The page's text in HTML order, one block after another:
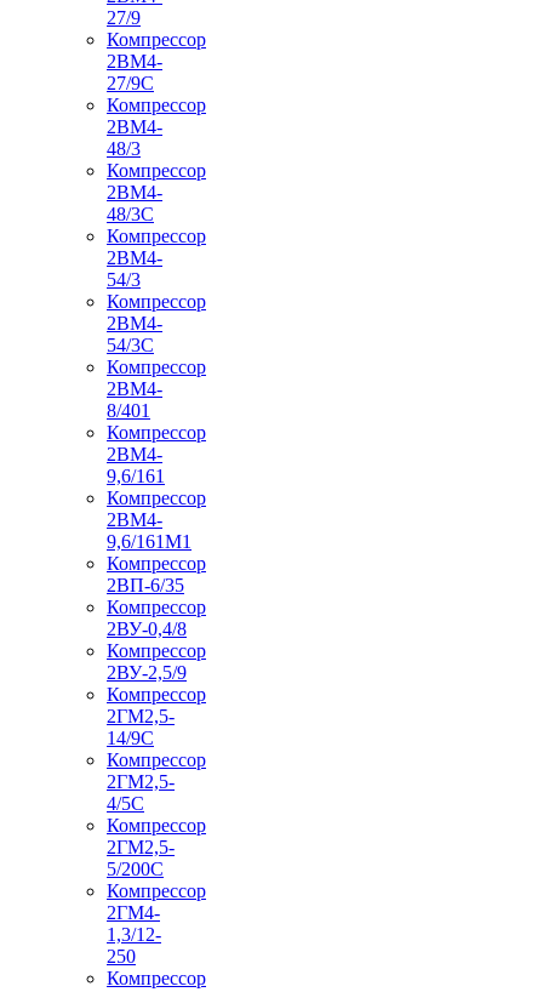
27/9
Компрессор
2ВМ4-
27/9С
Компрессор
2ВМ4-
48/3
Компрессор
2ВМ4-
48/3С
Компрессор
2ВМ4-
54/3
Компрессор
2ВМ4-
54/3С
Компрессор
2ВМ4-
8/401
Компрессор
2ВМ4-
9,6/161
Компрессор
2ВМ4-
9,6/161М1
Компрессор
2ВП-6/35
Компрессор
2ВУ-0,4/8
Компрессор
2ВУ-2,5/9
Компрессор
2ГМ2,5-
14/9С
Компрессор
2ГМ2,5-
4/5С
Компрессор
2ГМ2,5-
5/200С
Компрессор
2ГМ4-
1,3/12-
250
Компрессор